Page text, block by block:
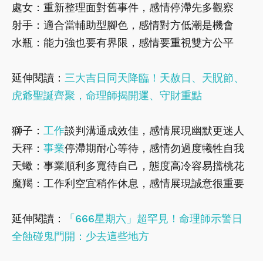
處女：重新整理面對舊事件，感情停滯先多觀察
射手：適合當輔助型腳色，感情對方低潮是機會
水瓶：能力強也要有界限，感情要重視雙方公平
延伸閱讀： 三大吉日同天降臨！天赦日、天貺節、
虎爺聖誕齊聚，命理師揭開運、守財重點
獅子： 工作談判溝通成效佳，感情展現幽默更迷人
天秤： 事業停滯期耐心等待，感情勿過度犧牲自我
天蠍：事業順利多寬待自己，態度高冷容易擋桃花
魔羯：工作利空宜稍作休息，感情展現誠意很重要
延伸閱讀：
「666星期六」超罕見！命理師示警日
全蝕碰鬼門開：少去這些地方